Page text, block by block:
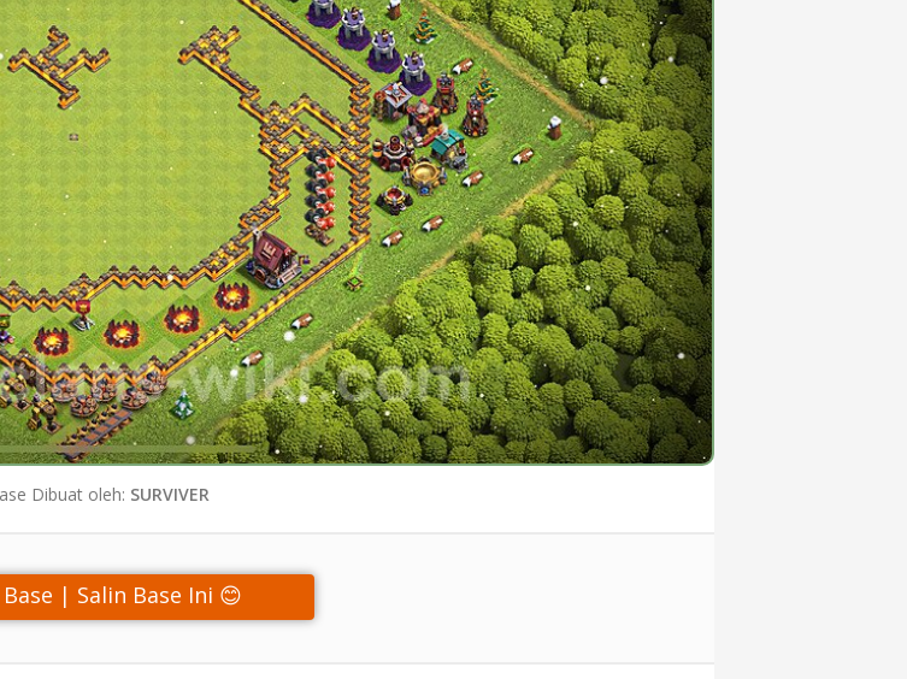
Dibuat oleh: SURVIVER
| Salin Base Ini 😊